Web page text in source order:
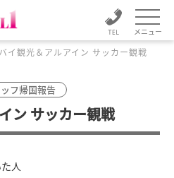
メニュー
イ観光＆アルアイン サッカー観戦
フ帰国報告
ン サッカー観戦
人